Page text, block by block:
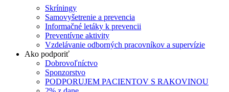
Skríningy
Samovyšetrenie a prevencia
Informačné letáky k prevencii
Preventívne aktivity
Vzdelávanie odborných pracovníkov a supervízie
Ako podporiť
Dobrovoľníctvo
Sponzorstvo
PODPORUJEM PACIENTOV S RAKOVINOU